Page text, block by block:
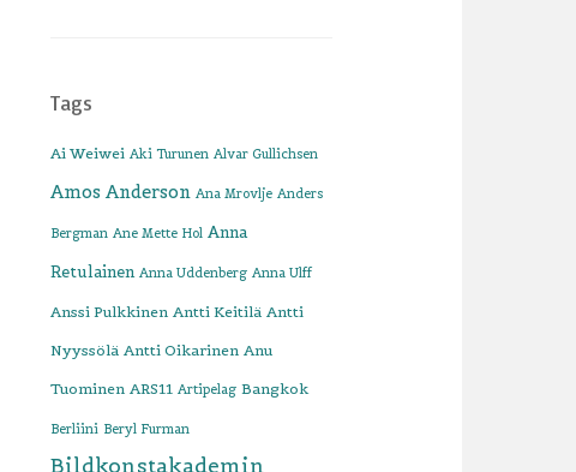
Tags
Ai Weiwei Aki Turunen Alvar Gullichsen
Amos Anderson Ana Mrovlje Anders
Bergman Ane Mette Hol Anna
Retulainen Anna Uddenberg Anna Ulff
Anssi Pulkkinen Antti Keitilä Antti
Nyyssölä Antti Oikarinen Anu
Tuominen ARS11 Artipelag Bangkok
Berliini Beryl Furman
Bildkonstakademin